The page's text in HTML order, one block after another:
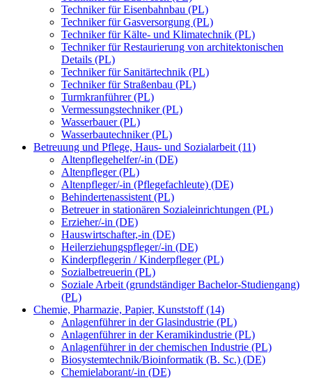
Techniker für Eisenbahnbau (PL)
Techniker für Gasversorgung (PL)
Techniker für Kälte- und Klimatechnik (PL)
Techniker für Restaurierung von architektonischen
Details (PL)
Techniker für Sanitärtechnik (PL)
Techniker für Straßenbau (PL)
Turmkranführer (PL)
Vermessungstechniker (PL)
Wasserbauer (PL)
Wasserbautechniker (PL)
Betreuung und Pflege, Haus- und Sozialarbeit (11)
Altenpflegehelfer/-in (DE)
Altenpfleger (PL)
Altenpfleger/-in (Pflegefachleute) (DE)
Behindertenassistent (PL)
Betreuer in stationären Sozialeinrichtungen (PL)
Erzieher/-in (DE)
Hauswirtschafter,-in (DE)
Heilerziehungspfleger/-in (DE)
Kinderpflegerin / Kinderpfleger (PL)
Sozialbetreuerin (PL)
Soziale Arbeit (grundständiger Bachelor-Studiengang)
(PL)
Chemie, Pharmazie, Papier, Kunststoff (14)
Anlagenführer in der Glasindustrie (PL)
Anlagenführer in der Keramikindustrie (PL)
Anlagenführer in der chemischen Industrie (PL)
Biosystemtechnik/Bioinformatik (B. Sc.) (DE)
Chemielaborant/-in (DE)